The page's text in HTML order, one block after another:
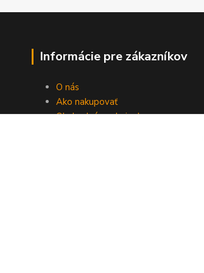
Informácie pre zákazníkov
O nás
Ako nakupovať
Obchodné podmienky